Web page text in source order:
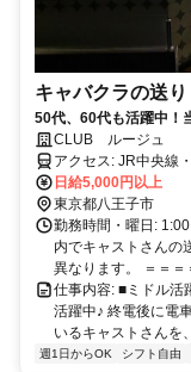
キャバクラの送
50代、60代も活躍中！
事！❤
CLUB ルージュ
アクセス: JR中央線・高尾線・八高線・横浜線：八王子駅、京王線：
京王八王子駅、各駅
日給5,000円以上
東京都八王子市
勤務時間・曜日:
内でキャストさんの
異なります。 ＝＝
仕事内容: ■ミドル活
活躍中♪ 終電後に電
いるキャストさんを
週1日からOK シフト自由